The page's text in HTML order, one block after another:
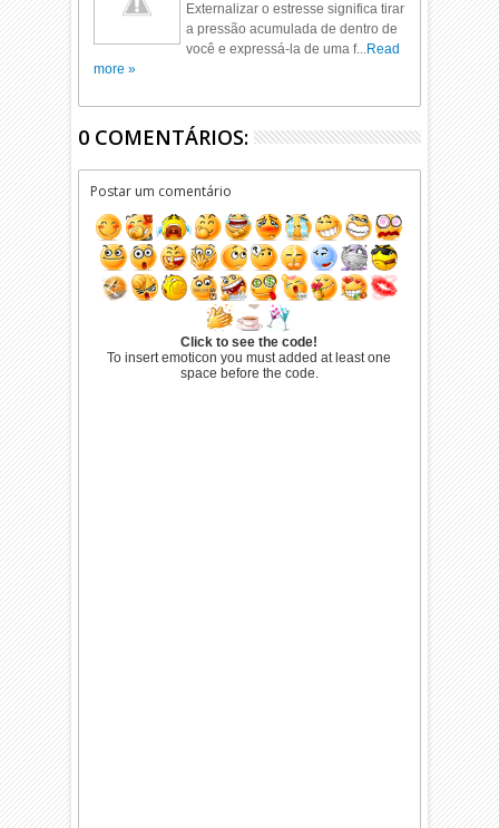
Externalizar o estresse significa tirar
a pressão acumulada de dentro de
você e expressá-la de uma f...Read
more »
0 COMENTÁRIOS:
Postar um comentário
Click to see the code!
To insert emoticon you must added at least one
space before the code.